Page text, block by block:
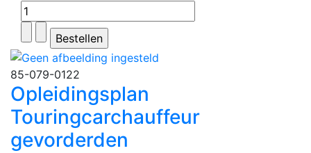
85-079-0122
Opleidingsplan
Touringcarchauffeur
gevorderden